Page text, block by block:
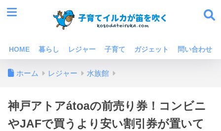
HOME 暮らし レジャー 子育て ガジェット 問い合わせ
ホーム レジャー 水族館
神戸アトアátoaの前売り券！コンビニ
やJAFで買うより安い割引券が置いて